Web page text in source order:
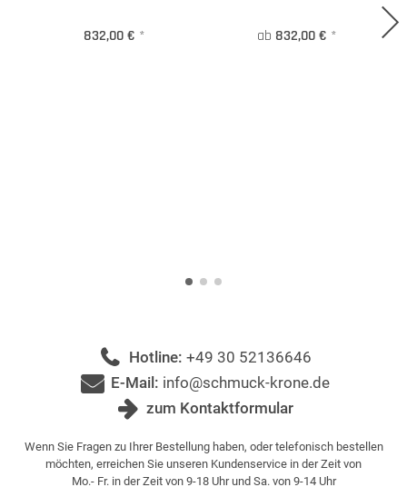
832,00 € * ab 832,00 € *
Hotline: +49 30 52136646
E-Mail: info@schmuck-krone.de
zum Kontaktformular
Wenn Sie Fragen zu Ihrer Bestellung haben, oder telefonisch bestellen
möchten, erreichen Sie unseren Kundenservice in der Zeit von
Mo.- Fr. in der Zeit von 9-18 Uhr und Sa. von 9-14 Uhr